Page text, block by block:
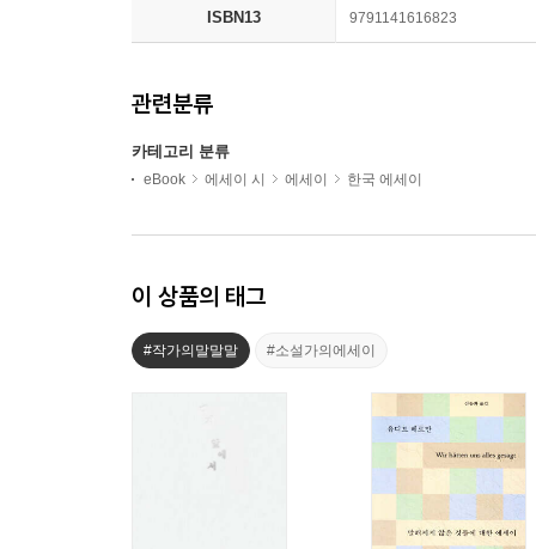
ISBN13 9791141616823
관련분류
카테고리 분류
eBook 에세이 시 에세이 한국 에세이
이 상품의 태그
#작가의말말말 #소설가의에세이